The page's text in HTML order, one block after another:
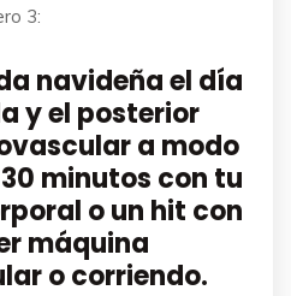
3:
navideña el día
y el posterior
a modo
minutos con tu
o un hit con
máquina
o corriendo.